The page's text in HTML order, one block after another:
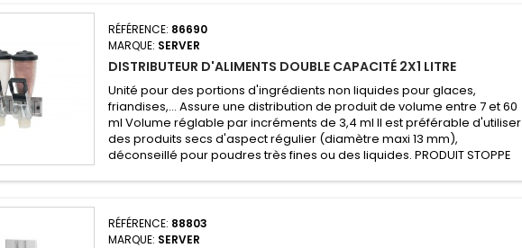
RÉFÉRENCE: 86690
MARQUE: SERVER
DISTRIBUTEUR D'ALIMENTS DOUBLE CAPACITÉ 2X1 LITRE
Unité pour des portions d'ingrédients non liquides pour glaces,
friandises,... Assure une distribution de produit de volume entre 7 et 60
ml Volume réglable par incréments de 3,4 ml Il est préférable d'utiliser
des produits secs d'aspect régulier (diamètre maxi 13 mm),
déconseillé pour poudres très fines ou des liquides. PRODUIT STOPPE
RÉFÉRENCE: 88803
MARQUE: SERVER